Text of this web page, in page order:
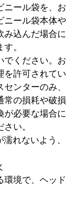
ニール袋を、お
ニール袋本体や
み込んだ場合に
。
でください。お
を許可されてい
ンターのみ、
常の損耗や破損
が必要な場合に
い。
れないよう、
環境で、ヘッド